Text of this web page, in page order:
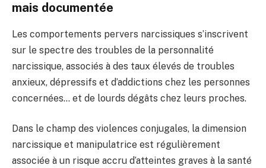
mais documentée
Les comportements pervers narcissiques s’inscrivent
sur le spectre des troubles de la personnalité
narcissique, associés à des taux élevés de troubles
anxieux, dépressifs et d’addictions chez les personnes
concernées… et de lourds dégâts chez leurs proches.
Dans le champ des violences conjugales, la dimension
narcissique et manipulatrice est régulièrement
associée à un risque accru d’atteintes graves à la santé